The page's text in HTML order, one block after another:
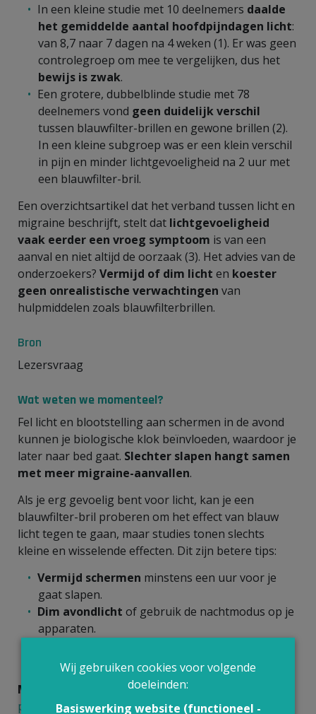
In een kleine studie met 10 deelnemers daalde
het gemiddelde aantal hoofdpijndagen licht:
van 8,7 naar 7 dagen na 4 weken (1). Er was geen
controlegroep om mee te vergelijken, dus het
bewijs is zwak.
Een grotere, dubbelblinde studie met 78
deelnemers vond geen duidelijk verschil
tussen blauwfilter-brillen en gewone brillen (2).
In een kleine subgroep was er een klein verschil
in pijn en minder lichtgevoeligheid na 2 uur met
een blauwfilter-bril.
Een overzichtsartikel dat het verband tussen licht en
migraine beschrijft, stelt dat lichtgevoeligheid
vaak eerder een vroeg symptoom is van een
aanval en niet altijd de oorzaak (3). Het advies van de
onderzoekers? Vermijd of dim licht en koester
geen onrealistische verwachtingen van
hulpmiddelen zoals blauwfilterbrillen.
Bron
Lezersvraag
Wat weten we momenteel?
Fel licht en blootstelling aan schermen in de avond
kunnen je biologische klok beïnvloeden, waardoor je
later naar bed gaat. Slechter slapen hangt samen
met meer migraine-aanvallen.
Als je erg gevoelig bent voor licht, kan je een
blauwfilter-bril proberen om het effect van blauw
licht tegen te gaan, maar studies tonen slechts
kleine en wisselende effecten. Dit zijn betere tips:
Vermijd schermen minstens een uur voor je
gaat slapen.
Dim avondlicht of gebruik de nachtmodus op je
apparaten.
voldoende nachtrust.
Meer weten over migraine? Beluister onze
podcast met experte Anneke Govaerts.
Wij gebruiken cookies voor volgende
doeleinden:
Basiswerking website (functioneel -